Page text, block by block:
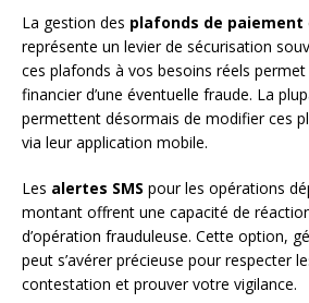
La gestion des plafonds de paiement
représente un levier de sécurisation
ces plafonds à vos besoins réels permet
financier d’une éventuelle fraude. La
permettent désormais de modifier ces
via leur application mobile.
Les alertes SMS pour les opérations
montant offrent une capacité de
d’opération frauduleuse. Cette option,
peut s’avérer précieuse pour respecter
contestation et prouver votre vigilance.